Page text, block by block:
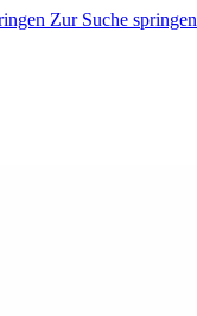
Zur Suche springen